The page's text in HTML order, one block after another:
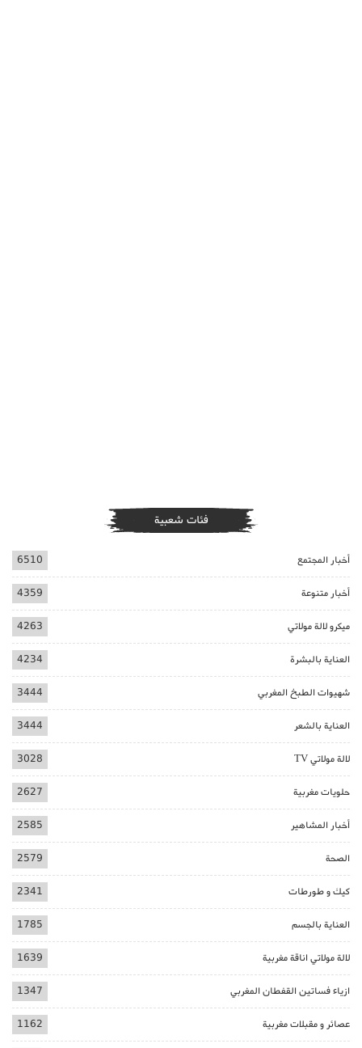
فئات شعبية
أخبار المجتمع 6510
أخبار متنوعة 4359
ميكرو لالة مولاتي 4263
العناية بالبشرة 4234
شهيوات الطبخ المغربي 3444
العناية بالشعر 3444
لالة مولاتي TV 3028
حلويات مغربية 2627
أخبار المشاهير 2585
الصحة 2579
كيك و طورطات 2341
العناية بالجسم 1785
لالة مولاتي اناقة مغربية 1639
ازياء فساتين القفطان المغربي 1347
عصائر و مقبلات مغربية 1162